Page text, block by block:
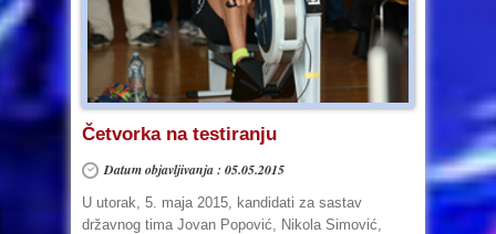
Četvorka na testiranju
Datum objavljivanja : 05.05.2015
U utorak, 5. maja 2015, kandidati za sastav
državnog tima Jovan Popović, Nikola Simović,